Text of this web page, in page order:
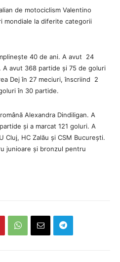
de motociclism Valentino
mondiale la diferite categorii
40 de ani. A avut 24
A avut 368 partide și 75 de goluri
Dej în 27 meciuri, înscriind 2
în 30 partide.
Alexandra Dindiligan. A
și a marcat 121 goluri. A
Cluj, HC Zalău și CSM București.
junioare și bronzul pentru